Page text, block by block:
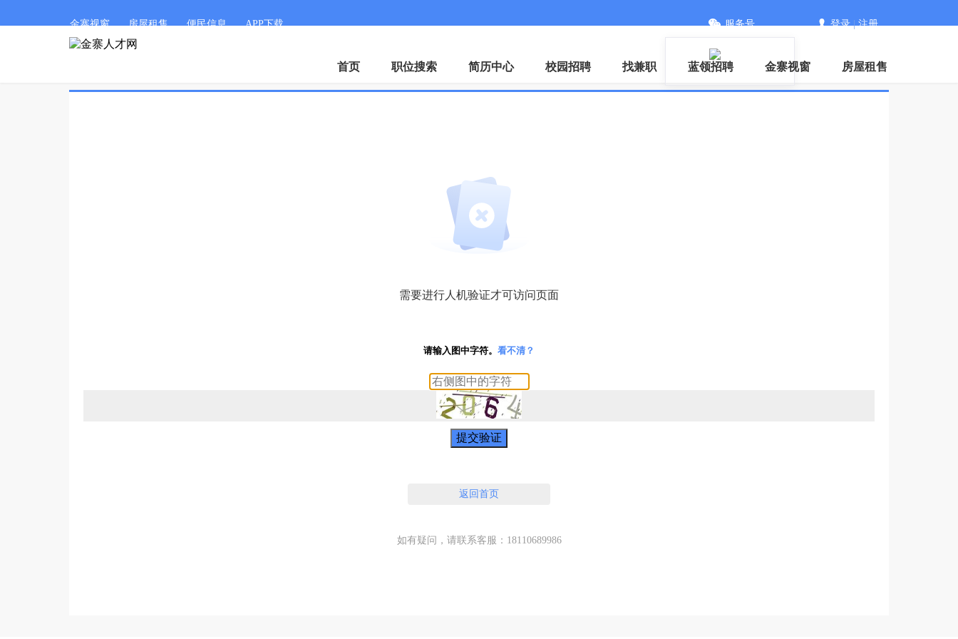
金寨视窗 房屋租售 便民信息 APP下载 服务号 登录|注册
首页 职位搜索 简历中心 校园招聘 找兼职 蓝领招聘 金寨视窗 房屋租售
需要进行人机验证才可访问页面
请输入图中字符。 看不清？
提交验证
返回首页
如有疑问，请联系客服：18110689986